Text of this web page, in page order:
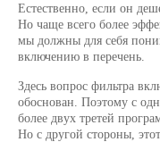
Естественно, если он
Но чаще всего более
мы должны для себя
включению в перечень.
Здесь вопрос фильтра
обоснован. Поэтому с
более двух третей
Но с другой стороны,